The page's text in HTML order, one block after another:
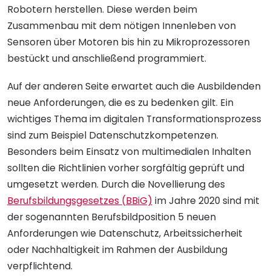
Robotern herstellen. Diese werden beim
Zusammenbau mit dem nötigen Innenleben von
Sensoren über Motoren bis hin zu Mikroprozessoren
bestückt und anschließend programmiert.
Auf der anderen Seite erwartet auch die Ausbildenden
neue Anforderungen, die es zu bedenken gilt. Ein
wichtiges Thema im digitalen Transformationsprozess
sind zum Beispiel Datenschutzkompetenzen.
Besonders beim Einsatz von multimedialen Inhalten
sollten die Richtlinien vorher sorgfältig geprüft und
umgesetzt werden. Durch die Novellierung des
Berufsbildungsgesetzes (BBiG) im Jahre 2020 sind mit
der sogenannten Berufsbildposition 5 neuen
Anforderungen wie Datenschutz, Arbeitssicherheit
oder Nachhaltigkeit im Rahmen der Ausbildung
verpflichtend.